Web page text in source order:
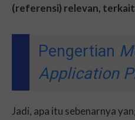
(referensi) relevan,
Pengertian
Application
Jadi, apa itu sebenarnya